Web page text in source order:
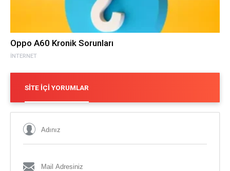
İNTERNET
Oppo A60 Kronik Sorunları
SITE İÇI YORUMLAR